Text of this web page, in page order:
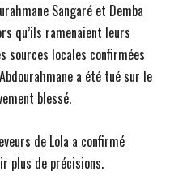
Sangaré et Demba
qu’ils ramenaient leurs
sources locales confirmées
a été tué sur le
blessé.
de Lola a confirmé
plus de précisions.